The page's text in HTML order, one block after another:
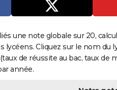
une note globale sur 20,
lycéens. Cliquez sur le nom du
de réussite au bac, taux de
année.